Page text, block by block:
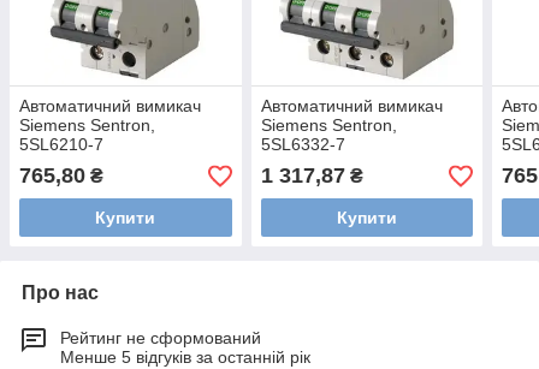
Автоматичний вимикач
Siemens Sentron,
5SL6210-7
765,80 ₴
Купити
Автоматичний вимикач
Siemens Sentron,
5SL6332-7
1 317,87₴
Купити
Про нас
Рейтинг не сформований
Менше 5 відгуків за останній рік